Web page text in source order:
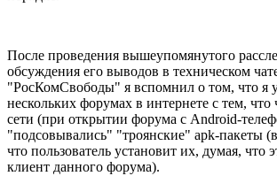
После проведения вышеупомянутого
обсуждения его выводов в техническом
"РосКомСвободы" я вспомнил о том, что я
нескольких форумах в интернете с тем, что
сети (при открытии форума с Android-
"подсовывались" "троянские" apk-пакеты
что пользователь установит их, думая, что
клиент данного форума).